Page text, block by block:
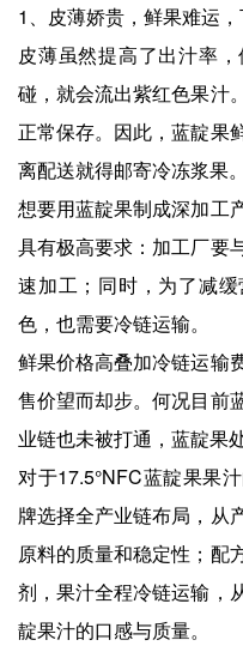
1、皮薄娇贵，鲜果难运
皮薄虽然提高了出汁率
碰，就会流出紫红色果汁
正常保存。因此，蓝靛果
离配送就得邮寄冷冻浆果。
想要用蓝靛果制成深加工
具有极高要求：加工厂要
速加工；同时，为了减
色，也需要冷链运输。
鲜果价格高叠加冷链运输
售价望而却步。何况目前
业链也未被打通，蓝靛果
对于17.5°NFC蓝靛果果
牌选择全产业链布局，从
原料的质量和稳定性；配
剂，果汁全程冷链运输，
靛果汁的口感与质量。